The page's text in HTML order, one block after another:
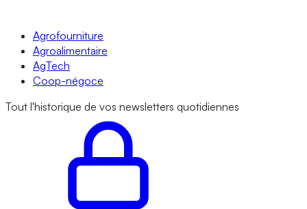
Agrofourniture
Agroalimentaire
AgTech
Coop-négoce
Tout l'historique de vos newsletters quotidiennes